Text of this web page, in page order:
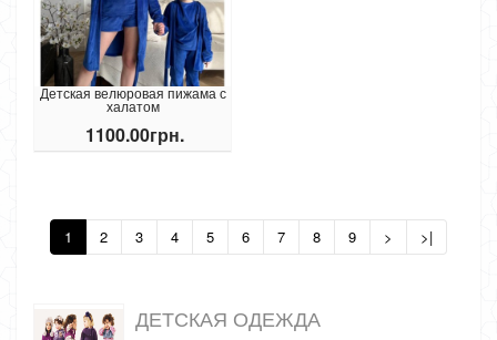
Детская велюровая пижама с
халатом
1100.00грн.
1 2 3 4 5 6 7 8 9 > >|
ДЕТСКАЯ ОДЕЖДА